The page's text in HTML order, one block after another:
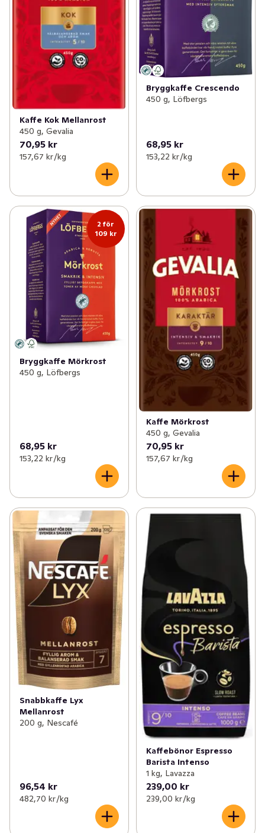
Kaffe Kok Mellanrost
450 g, Gevalia
70,95 kr
157,67 kr /kg
Bryggkaffe Crescendo
450 g, Löfbergs
68,95 kr
153,22 kr /kg
2 för
109 kr
Bryggkaffe Mörkrost
450 g, Löfbergs
68,95 kr
153,22 kr /kg
Kaffe Mörkrost
450 g, Gevalia
70,95 kr
157,67 kr /kg
Snabbkaffe Lyx
Mellanrost
200 g, Nescafé
96,54 kr
482,70 kr /kg
Kaffebönor Espresso
Barista Intenso
1 kg, Lavazza
239,00 kr
239,00 kr /kg